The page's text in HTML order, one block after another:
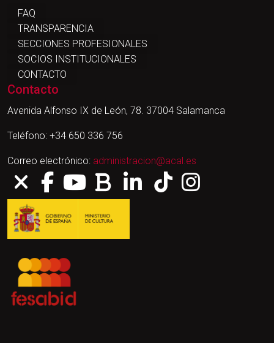
FAQ
TRANSPARENCIA
SECCIONES PROFESIONALES
SOCIOS INSTITUCIONALES
CONTACTO
Contacto
Avenida Alfonso IX de León, 78. 37004 Salamanca
Teléfono: +34 650 336 756
Correo electrónico: administracion@acal.es